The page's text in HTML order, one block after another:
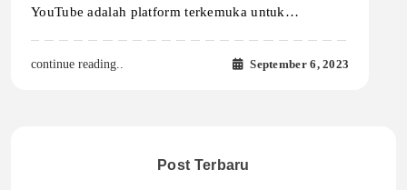
YouTube adalah platform terkemuka untuk…
continue reading.. September 6, 2023
Post Terbaru